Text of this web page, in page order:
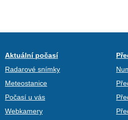
Aktuální počasí
Radarové snímky
Meteostanice
Počasí u vás
Webkamery